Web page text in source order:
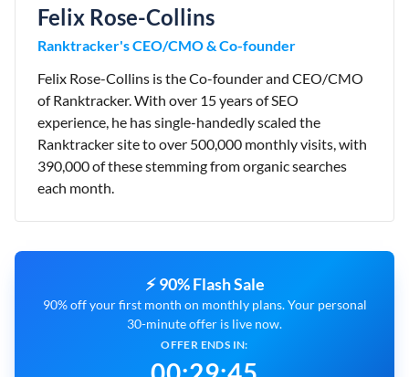
Felix Rose-Collins
Ranktracker's CEO/CMO & Co-founder
Felix Rose-Collins is the Co-founder and CEO/CMO
of Ranktracker. With over 15 years of SEO
experience, he has single-handedly scaled the
Ranktracker site to over 500,000 monthly visits, with
390,000 of these stemming from organic searches
each month.
⚡ 90% Flash Sale
90% off your first month on monthly plans. Your personal
30-minute offer is live now.
OFFER ENDS IN: